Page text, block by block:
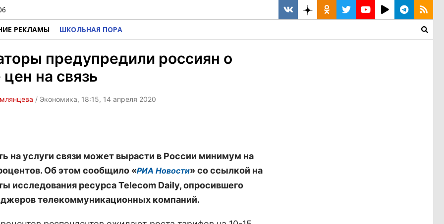
РЕКЛАМЫ ШКОЛЬНАЯ ПОРА
предупредили россиян о
цен на связь
/ Экономика, 18:15, 14 апреля 2020
на услуги связи может вырасти в России минимум на
Об этом сообщило «РИА Новости» со ссылкой на
исследования ресурса Telecom Daily, опросившего
телекоммуникационных компаний.